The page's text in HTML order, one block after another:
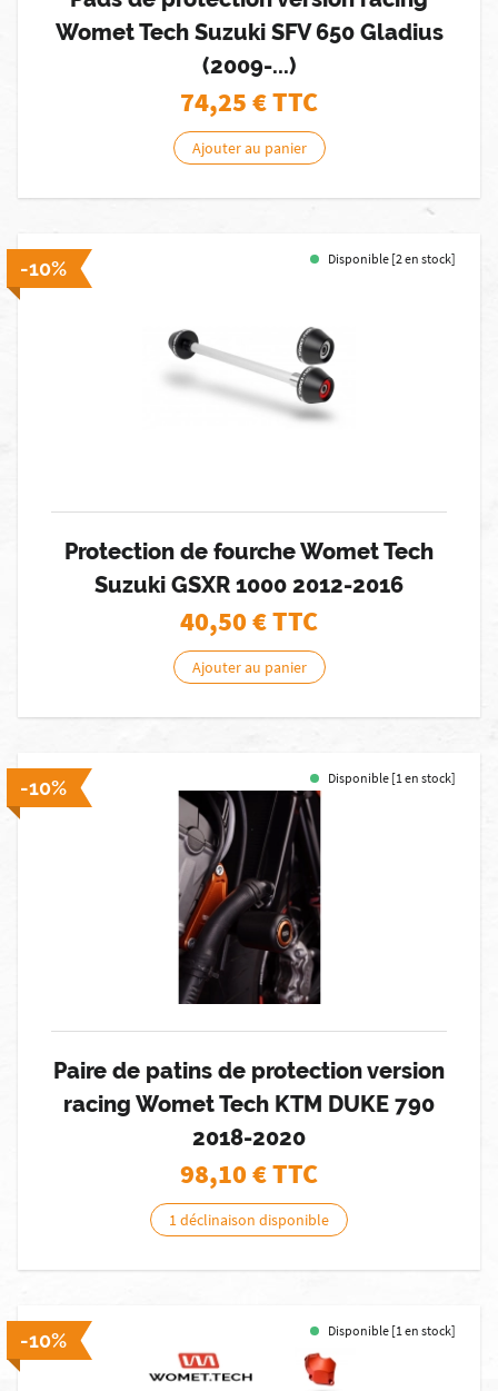
Womet Tech Suzuki SFV 650 Gladius
(2009-...)
74,25€ TTC
Ajouter au panier
-10% Disponible [2 en stock]
Protection de fourche Womet Tech
Suzuki GSXR 1000 2012-2016
40,50€ TTC
Ajouter au panier
-10% Disponible [1 en stock]
Paire de patins de protection version
racing Womet Tech KTM DUKE 790
2018-2020
98,10€ TTC
1 déclinaison disponible
-10% Disponible [1 en stock]